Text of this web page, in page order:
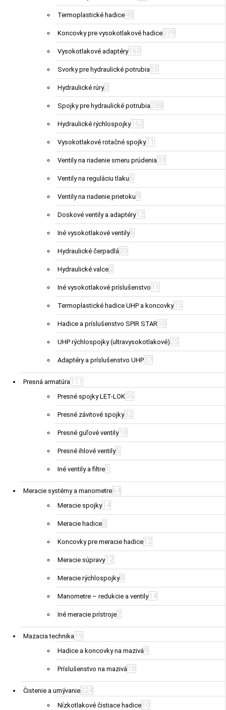
Termoplastické hadice48
Koncovky pre vysokotlakové hadice339
Vysokotlakové adaptéry 160
Svorky pre hydraulické potrubia55
Hydraulické rúry2
Spojky pre hydraulické potrubia288
Hydraulické rýchlospojky 162
Vysokotlakové rotačné spojky 11
Ventily na riadenie smeru prúdenia33
Ventily na reguláciu tlaku 6
Ventily na riadenie prietoku 9
Doskové ventily a adaptéry 12
Iné vysokotlakové ventily6
Hydraulické čerpadlá20
Hydraulické valce2
Iné vysokotlakové príslušenstvo 11
Termoplastické hadice UHP a koncovky 15
Hadice a príslušenstvo SPIR STAR 10
UHP rýchlospojky (ultravysokotlakové) 25
Adaptéry a príslušenstvo UHP37
Presná armatúra 111
Presné spojky LET-LOK55
Presné závitové spojky32
Presné guľové ventily 18
Presné ihlové ventily5
Iné ventily a filtre 1
Meracie systémy a manometre64
Meracie spojky 14
Meracie hadice2
Koncovky pre meracie hadice 12
Meracie súpravy 12
Meracie rýchlospojky8
Manometre – redukcie a ventily 14
Iné meracie prístroje2
Mazacia technika 19
Hadice a koncovky na mazivá9
Príslušenstvo na mazivá 10
Čistenie a umývanie224
Nízkotlakové čistiace hadice 10